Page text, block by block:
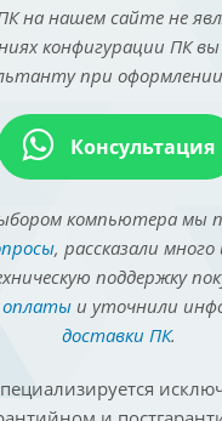
на нашем сайте не
конфигурации ПК
при оформлении
Консультация
компьютера мы
, рассказали
поддержку
оплатыи уточнили
доставки ПК.